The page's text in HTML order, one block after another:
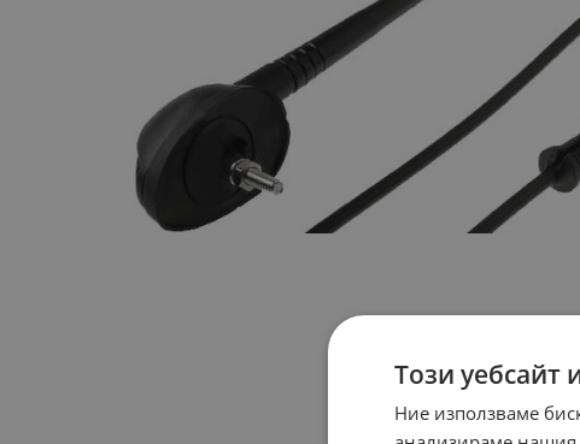
Този уебсайт
Ние използваме